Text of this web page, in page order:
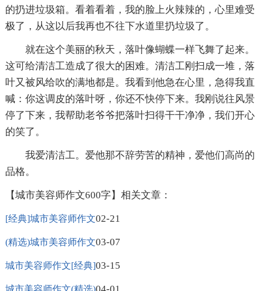
的扔进垃圾箱。看着看着，我的脸上火辣辣的，心里难受
极了，从这以后我再也不往下水道里扔垃圾了。
就在这个美丽的秋天，落叶像蝴蝶一样飞舞了起来。
这可给清洁工造成了很大的困难。清洁工刚扫成一堆，落
叶又被风给吹的满地都是。我看到他急在心里，急得我直
喊：你这调皮的落叶呀，你还不快停下来。我刚说往风景
停了下来，我帮助老爷爷把落叶扫得干干净净，我们开心
的笑了。
我爱清洁工。爱他那不辞劳苦的精神，爱他们高尚的
品格。
【城市美容师作文600字】相关文章：
[经典]城市美容师作文02-21
(精选)城市美容师作文03-07
城市美容师作文[经典]03-15